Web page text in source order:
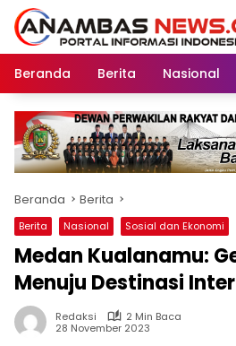
Langsung
konten
Beranda
Berita Nasional
Beranda Berita
Berita Nasional Sosial dan Ekonomi
Medan Kualanamu:
Menuju Destinasi
Redaksi
2 Min Baca
28 November 2023